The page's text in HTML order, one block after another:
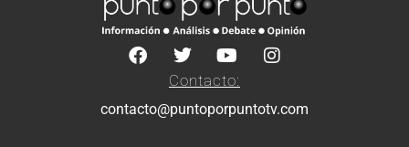
Contacto:
contacto@puntoporpuntotv.com